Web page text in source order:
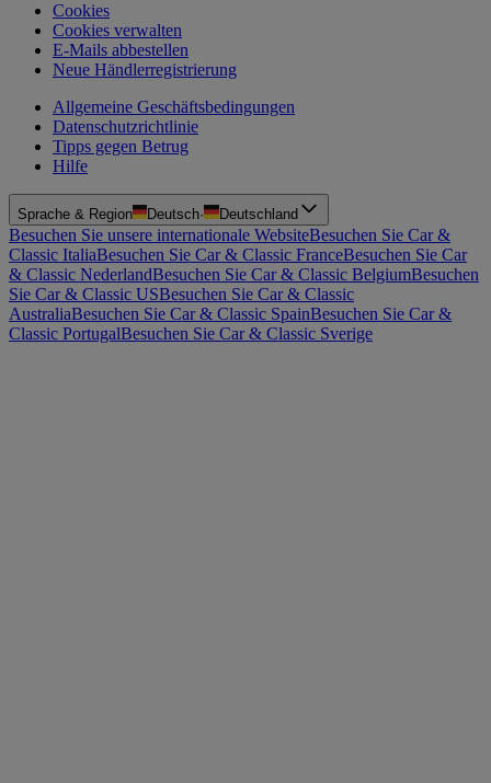
Cookies
Cookies verwalten
E-Mails abbestellen
Neue Händlerregistrierung
Allgemeine Geschäftsbedingungen
Datenschutzrichtlinie
Tipps gegen Betrug
Hilfe
Sprache & Region Deutsch· Deutschland
Besuchen Sie unsere internationale WebsiteBesuchen Sie Car &
Classic ItaliaBesuchen Sie Car & Classic FranceBesuchen Sie Car
& Classic NederlandBesuchen Sie Car & Classic BelgiumBesuchen
Sie Car & Classic USBesuchen Sie Car & Classic
AustraliaBesuchen Sie Car & Classic SpainBesuchen Sie Car &
Classic PortugalBesuchen Sie Car & Classic Sverige